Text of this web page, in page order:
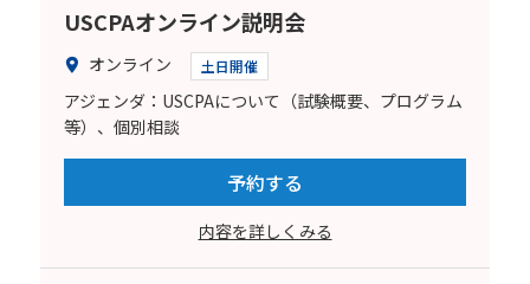
USCPAオンライン説明会
オンライン 土日開催
アジェンダ：USCPAについて（試験概要、プログラム
等）、個別相談
予約する
内容を詳しくみる